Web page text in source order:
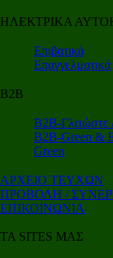
ΗΛΕΚΤΡΙΚΑ
Επιβατικά
Επαγγελματικά
Β2Β
Β2Β-Γλιτώστε
Β2Β-Green &
Green
ΑΡΧΕΙΟ ΤΕΥΧΩΝ
ΠΡΟΒΟΛΗ /
ΕΠΙΚΟΙΝΩΝΙΑ
ΤΑ SITES ΜΑΣ